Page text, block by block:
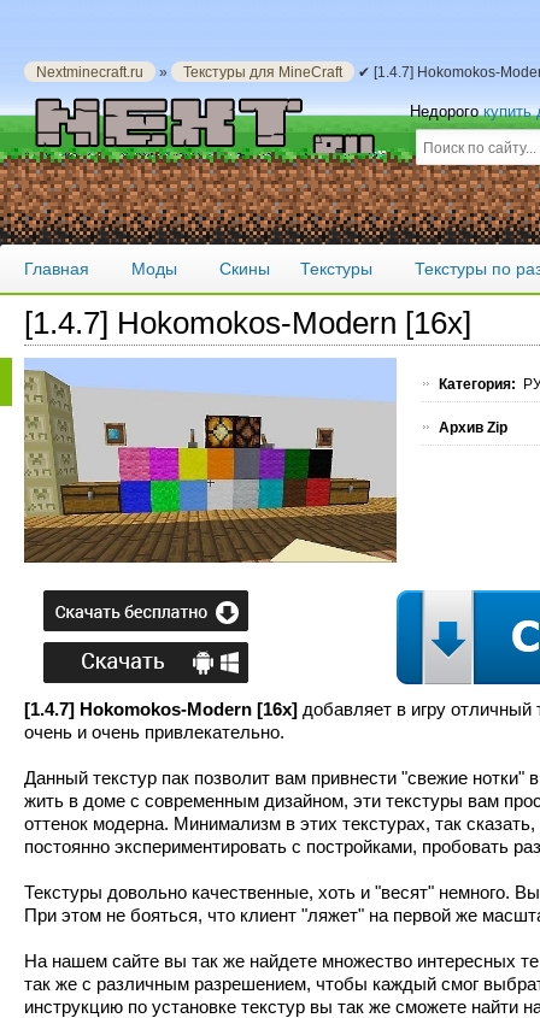
Nextminecraft.ru » Текстуры для MineCraft ✔ [1.4.7] Hokomokos-
Недорогокупить
Главная Моды Скины Текстуры Текстуры по
[1.4.7] Hokomokos-Modern [16x]
Категория:
Архив Zip
[1.4.7] Hokomokos-Modern [16x] добавляет в игру
очень и очень привлекательно.
Данный текстур пак позволит вам привнести "свежие
жить в доме с современным дизайном, эти текстуры вам
оттенок модерна. Минимализм в этих текстурах, так
постоянно экспериментировать с постройками, пробовать
Текстуры довольно качественные, хоть и "весят" немного.
При этом не бояться, что клиент "ляжет" на первой же
На нашем сайте вы так же найдете множество интересных
так же с различным разрешением, чтобы каждый смог
инструкцию по установке текстур вы так же сможете найти